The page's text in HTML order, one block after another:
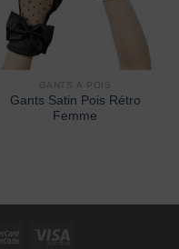
GANTS À POIS
Gants Satin Pois Rétro
Femme